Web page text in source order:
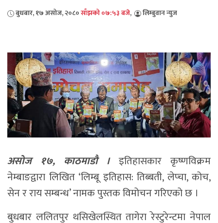
बुधबार, १७ असोज, २०८०साँझको ०७:५३ बजे, लिम्बुवान न्युज
असोज १७, काठमाडौ ।इतिहासकार कृष्णविक्रम
नेम्बाङद्वारा लिखित ‘लिम्बू इतिहास: तिब्बती, लेप्चा, कोच,
सेन र राय सम्बन्ध’ नामक पुस्तक विमोचन गरिएको छ ।
बुधबार ललितपुर थसिखेलस्थित तागेरा रेस्टुरेन्टमा नेपाल